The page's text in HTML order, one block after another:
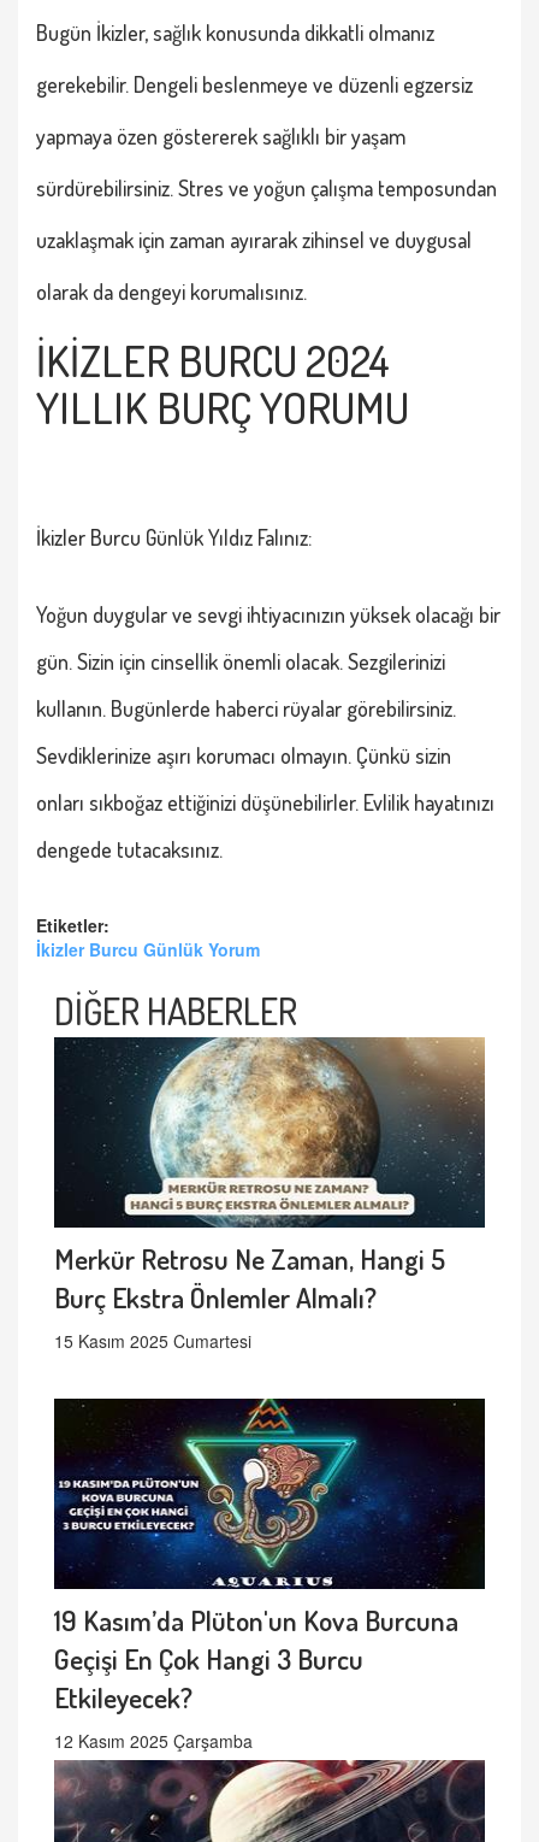
Bugün İkizler, sağlık konusunda dikkatli olmanız
gerekebilir. Dengeli beslenmeye ve düzenli egzersiz
yapmaya özen göstererek sağlıklı bir yaşam
sürdürebilirsiniz. Stres ve yoğun çalışma temposundan
uzaklaşmak için zaman ayırarak zihinsel ve duygusal
olarak da dengeyi korumalısınız.
İKİZLER BURCU 2024
YILLIK BURÇ YORUMU
İkizler Burcu Günlük Yıldız Falınız:
Yoğun duygular ve sevgi ihtiyacınızın yüksek olacağı bir
gün. Sizin için cinsellik önemli olacak. Sezgilerinizi
kullanın. Bugünlerde haberci rüyalar görebilirsiniz.
Sevdiklerinize aşırı korumacı olmayın. Çünkü sizin
onları sıkboğaz ettiğinizi düşünebilirler. Evlilik hayatınızı
dengede tutacaksınız.
Etiketler:
İkizler Burcu Günlük Yorum
DİĞER HABERLER
Merkür Retrosu Ne Zaman, Hangi 5
Burç Ekstra Önlemler Almalı?
15 Kasım 2025 Cumartesi
19 Kasım’da Plüton'un Kova Burcuna
Geçişi En Çok Hangi 3 Burcu
Etkileyecek?
12 Kasım 2025 Çarşamba